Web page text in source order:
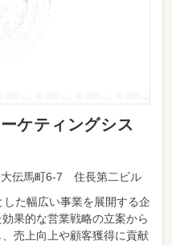
ケティングシス
大伝馬町6-7 住長第二ビル
た幅広い事業を展開する企
果的な営業戦略の立案から
売上向上や顧客獲得に貢献